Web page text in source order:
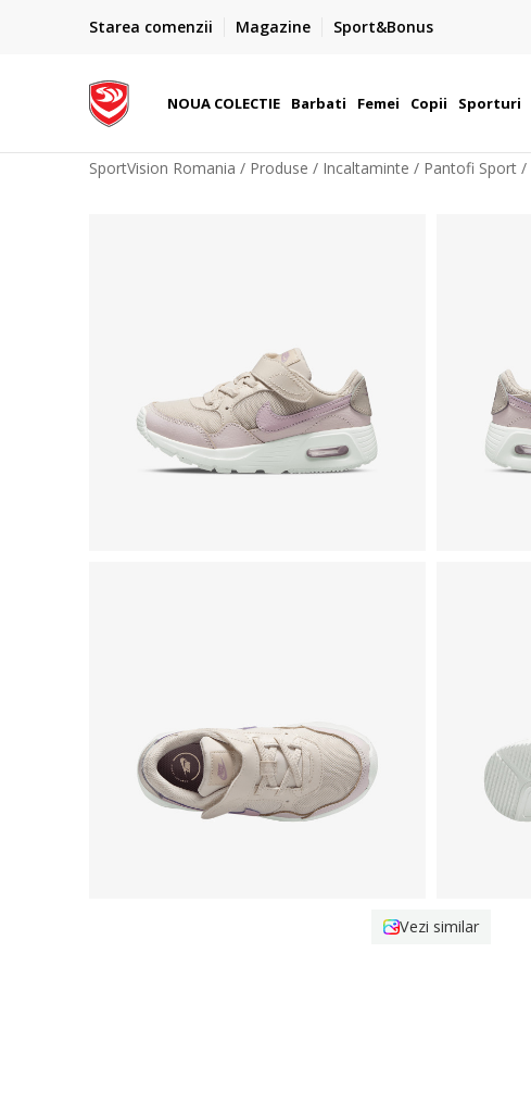
Starea comenzii Magazine Sport&Bonus
Plateste cu cardul in siguranta prin WSPay - Visa, MasterCard,
NOUA COLECTIE Barbati Femei Copii Sporturi
SportVision Romania Produse Incaltaminte Pantofi Sport
Vezi similar